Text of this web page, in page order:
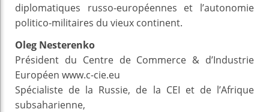
diplomatiques russo-européennes et l’autonomie
politico-militaires du vieux continent.
Oleg Nesterenko
Président du Centre de Commerce & d’Industrie
Européen www.c-cie.eu
Spécialiste de la Russie, de la CEI et de l’Afrique
subsaharienne,